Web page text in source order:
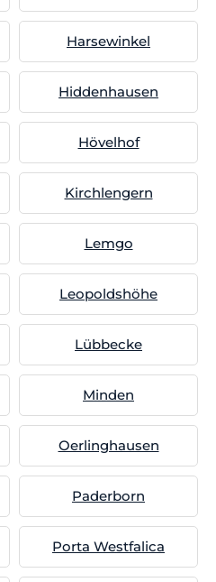
Harsewinkel
Hiddenhausen
Hövelhof
Kirchlengern
Lemgo
Leopoldshöhe
Lübbecke
Minden
Oerlinghausen
Paderborn
Porta Westfalica